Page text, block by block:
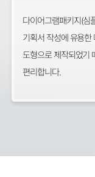
다이어그램패키지(심
기획서 작성에 유용
도형으로 제작되었기
편리합니다.